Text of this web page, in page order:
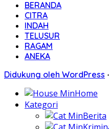
BERANDA
CITRA
INDAH
TELUSUR
RAGAM
ANEKA
Didukung oleh WordPress
Home
Kategori
Berita